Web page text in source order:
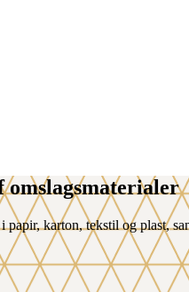
papir, karton, tekstil og plast,